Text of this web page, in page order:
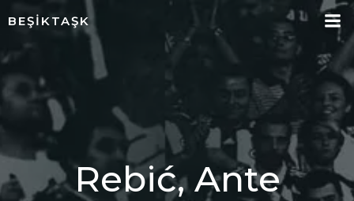
geç
BEŞIKTAŞK
Rebić, Ante